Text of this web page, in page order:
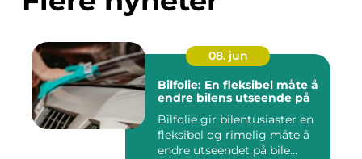
08. jun
Bilfolie: En fleksibel måte å
endre bilens utseende på
Bilfolie gir bilentusiaster en
fleksibel og rimelig måte å
endre utseendet på bile...